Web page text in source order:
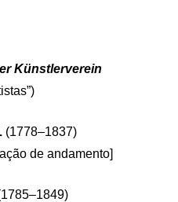
Künstlerverein
(1778–1837)
de andamento]